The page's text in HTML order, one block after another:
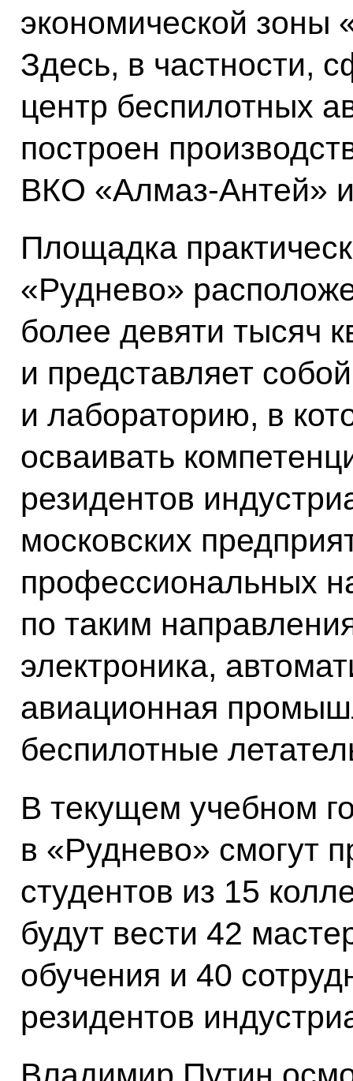
экономической зоны
Здесь, в частности,
центр беспилотных
построен
ВКО «Алмаз-Антей»
Площадка
«Руднево»
более девяти тысяч
и представляет
и лабораторию, в
осваивать
резидентов
московских
профессиональных
по таким
электроника,
авиационная
беспилотные
В текущем учебном
в «Руднево» смогут
студентов из 15
будут вести 42
обучения и 40
резидентов